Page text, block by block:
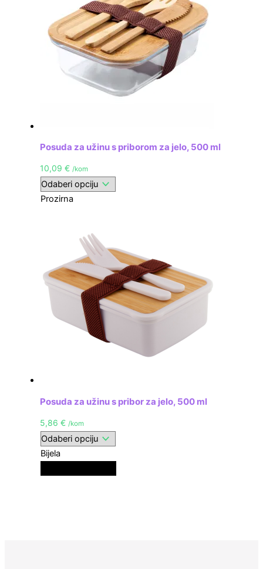
Posuda za užinu s priborom za jelo, 500 ml
10,09 € /kom
Prozirna
Posuda za užinu s pribor za jelo, 500 ml
5,86 € /kom
Bijela